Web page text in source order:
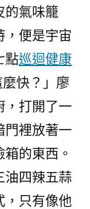
的氣味籠
，便是宇宙
點巡迴健康
快？」廖
，打開了一
門裡放著一
的東西。
油四辣五蒜
，只有像他